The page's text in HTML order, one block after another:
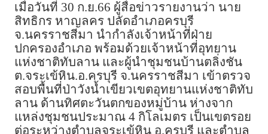
เมื่อวันที่ 30 ก.ย.66 ผู้สื่อข่าวรายงานว่า นาย
สิทธิกร หาญลคร ปลัดอำเภอครบุรี
จ.นครราชสีมา นำกำลังเจ้าหน้าที่ฝ่าย
ปกครองอำเภอ พร้อมด้วยเจ้าหน้าที่อุทยาน
แห่งชาติทับลาน และผู้นำชุมชนบ้านตลิ่งชัน
ต.จระเข้หิน.อ.ครบุรี จ.นครราชสีมา เข้าตรวจ
สอบพื้นที่ป่าวังน้ำเขียวเขตอุทยานแห่งชาติทับ
ลาน ด้านทิศตะวันตกของหมู่บ้าน ห่างจาก
แหล่งชุมชนประมาณ 4 กิโลเมตร เป็นเขตรอย
ต่อระหว่างตำบลจระเข้หิน อ.ครบุรี และตำบล